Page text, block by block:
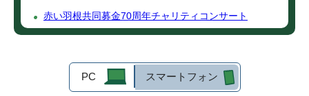
赤い羽根共同募金70周年チャリティコンサート
PC スマートフォン